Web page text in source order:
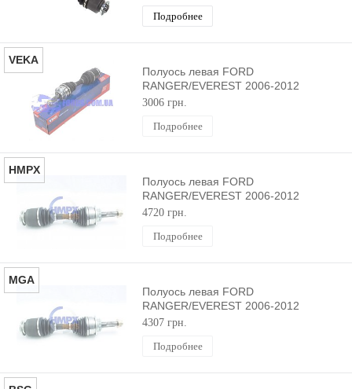
Подробнее
VEKA
Полуось левая FORD
RANGER/EVEREST 2006-2012
(28X28) VEKA
3006 грн.
Подробнее
HMPX
Полуось левая FORD
RANGER/EVEREST 2006-2012
(28X28) HMPX
4720 грн.
Подробнее
MGA
Полуось левая FORD
RANGER/EVEREST 2006-2012
(28X28) MEGA
4307 грн.
Подробнее